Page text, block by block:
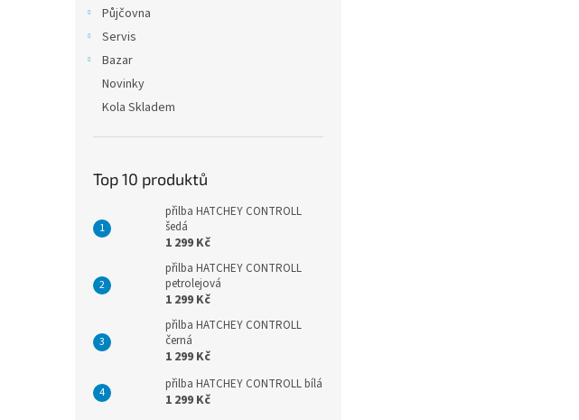
Půjčovna
Servis
Bazar
Novinky
Kola Skladem
Top 10 produktů
přilba HATCHEY CONTROLL
šedá
1 299 Kč
přilba HATCHEY CONTROLL
petrolejová
1 299 Kč
přilba HATCHEY CONTROLL
černá
1 299 Kč
přilba HATCHEY CONTROLL bílá
1 299 Kč